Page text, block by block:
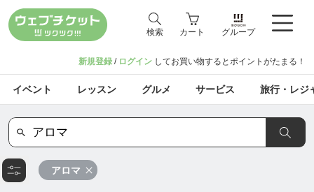
検索 カート グループ
新規登録 / ログイン してお買い物するとポイントがたまる！
イベント レッスン グルメ サービス 旅行・レジ
アロマ